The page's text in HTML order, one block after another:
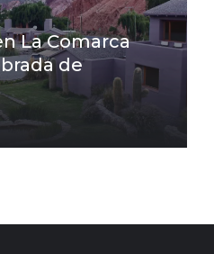
La Comarca
de